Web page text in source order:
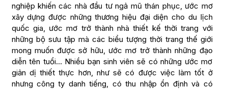
nghiệp khiến các nhà đầu tư ngả mũ thán phục, ước mơ
xây dựng được những thương hiệu đại diện cho du lịch
quốc gia, ước mơ trở thành nhà thiết kế thời trang với
những bộ sưu tập mà các biểu tượng thời trang thế giới
mong muốn được sở hữu, ước mơ trở thành những đạo
diễn tên tuổi… Nhiều bạn sinh viên sẽ có những ước mơ
giản dị thiết thực hơn, như sẽ có được việc làm tốt ở
nhưng công ty danh tiếng, có thu nhập ổn định và có